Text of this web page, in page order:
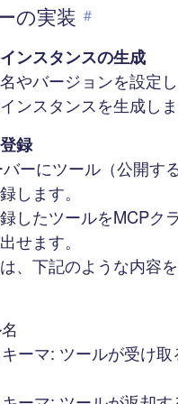
の実装 #
ンスタンスの生成
やバージョンを設定
ンスタンスを生成しま
録
ーにツール（公開す
します。
したツールをMCPク
せます。
、下記のような内容
ーマ: ツールが受け